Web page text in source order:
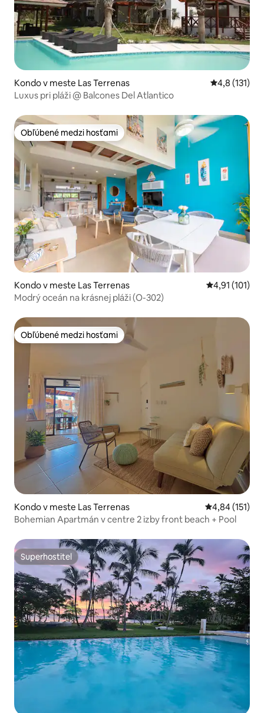
Kondo v meste Las Terrenas Priemerné
4,8 (131)
Luxus pri pláži @ Balcones Del Atlantico
Obľúbené medzi hosťami
Obľúbené medzi hosťami
Kondo v meste Las Terrenas Priemerné
4,91 (101)
Modrý oceán na krásnej pláži (O-302)
Obľúbené medzi hosťami
Obľúbené medzi hosťami
Kondo v meste Las Terrenas Priemerné
4,84 (151)
Bohemian Apartmán v centre 2 izby front beach + Pool
Superhostiteľ
Superhostiteľ